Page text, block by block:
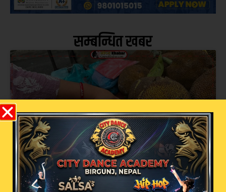
सम्बन्धित खबर
साउनमा माछामासु छाड्दा कटहरको माग बढ्यो,
महँगो मूल्यमा पनि ग्राहकको घुइँचो